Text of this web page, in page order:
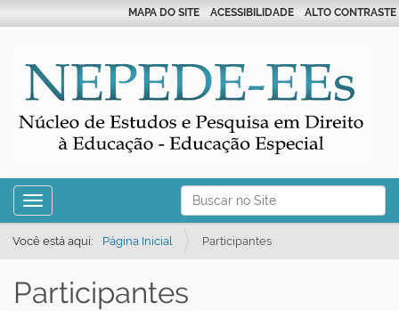
Busca
Busca Avançada…
MAPA DO SITE ACESSIBILIDADE ALTO CONTRASTE
Toggle navigation
Você está aqui: Página Inicial Participantes
Participantes